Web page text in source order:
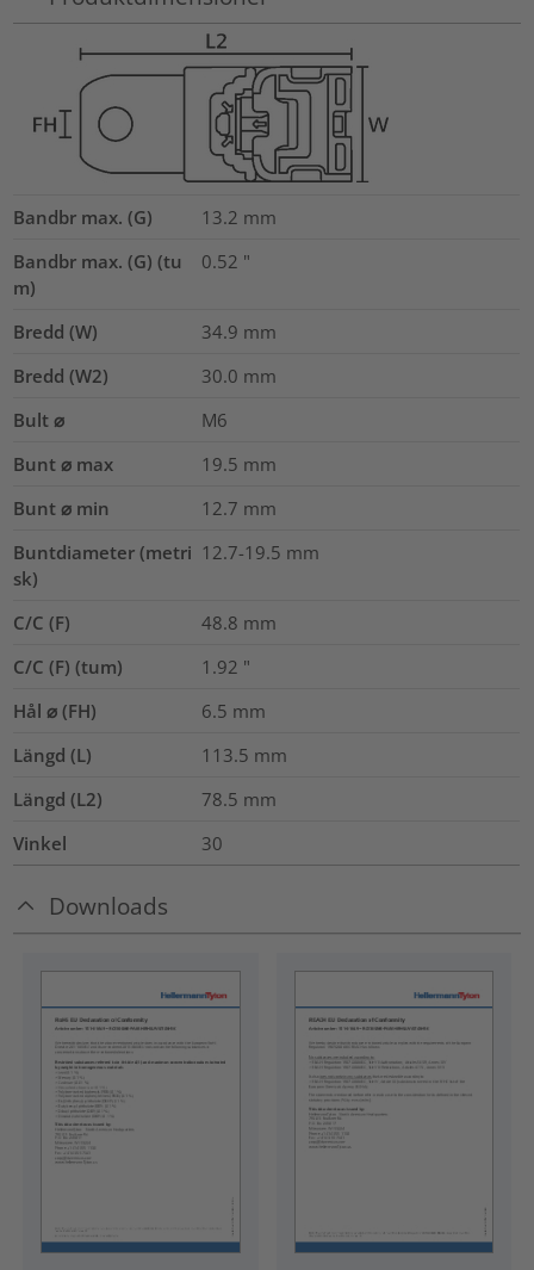
Bandbr max. (G) 13.2 mm
Bandbr max. (G) (tu
m)
0.52 "
Bredd (W) 34.9 mm
Bredd (W2)
30.0 mm
Bult ⌀
M6
Bunt ⌀ max
19.5 mm
Bunt ⌀ min
12.7 mm
Buntdiameter (metri
sk)
12.7-19.5 mm
C/C (F) 48.8 mm
C/C (F) (tum)
1.92 "
Hål ⌀ (FH)
6.5 mm
Längd (L)
113.5 mm
Längd (L2)
78.5 mm
Vinkel
30
Downloads